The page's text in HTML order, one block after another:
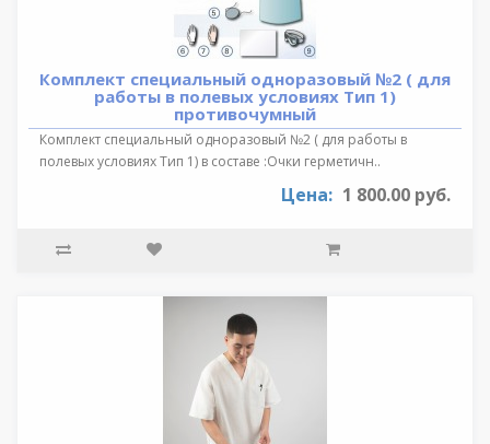
Комплект специальный одноразовый №2 ( для
работы в полевых условиях Тип 1)
противочумный
Комплект специальный одноразовый №2 ( для работы в
полевых условиях Тип 1) в составе :Очки герметичн..
Цена: 1 800.00 руб.